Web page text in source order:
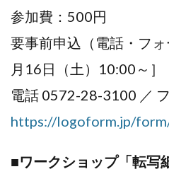
参加費：500円
要事前申込（電話・フ
月16日（土）10:00～］
電話 0572-28-3100 ／
https://logoform.jp/
■ワークショップ「転写